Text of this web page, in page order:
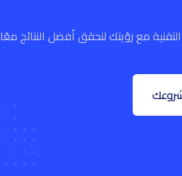
مع رؤيتك لنحقق أفضل النتائج معًا